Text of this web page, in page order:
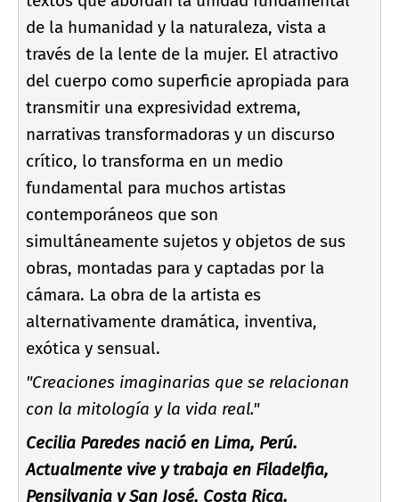
de la humanidad y la naturaleza, vista a
través de la lente de la mujer. El atractivo
del cuerpo como superficie apropiada para
transmitir una expresividad extrema,
narrativas transformadoras y un discurso
crí­tico, lo transforma en un medio
fundamental para muchos artistas
contemporáneos que son
simultáneamente sujetos y objetos de sus
obras, montadas para y captadas por la
cámara. La obra de la artista es
alternativamente dramática, inventiva,
exótica y sensual.
"Creaciones imaginarias que se relacionan
con la mitologí­a y la vida real."
Cecilia Paredes nació en Lima, Perú.
Actualmente vive y trabaja en Filadelfia,
Pensilvania y San José, Costa Rica.